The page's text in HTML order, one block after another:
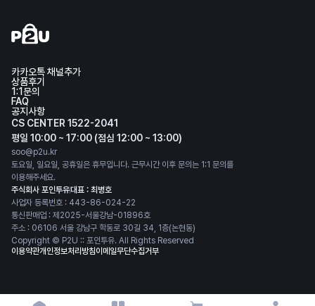
카카오톡 채널추가
상품후기
1:1문의
FAQ
공지사항
CS CENTER 1522-2041
평일 10:00 ~ 17:00 (점심 12:00 ~ 13:00)
soo@p2u.kr
토요일, 일요일, 공휴일은 휴무입니다. 근무시간 이후 문의는 1:1 문의를
이용해주세요.
주식회사 포인투유대표 : 최병호
사업자 등록번호 : 443-86-024-22
통신판매업 : 제2025-서울강남-01896호
주소 : 06106 서울 강남구 학동로 30길 34, 1층(논현동)
Copyright © P2U :: 포인투유. All Rights Reserved
이용약관개인정보처리방침이메일무단수집거부